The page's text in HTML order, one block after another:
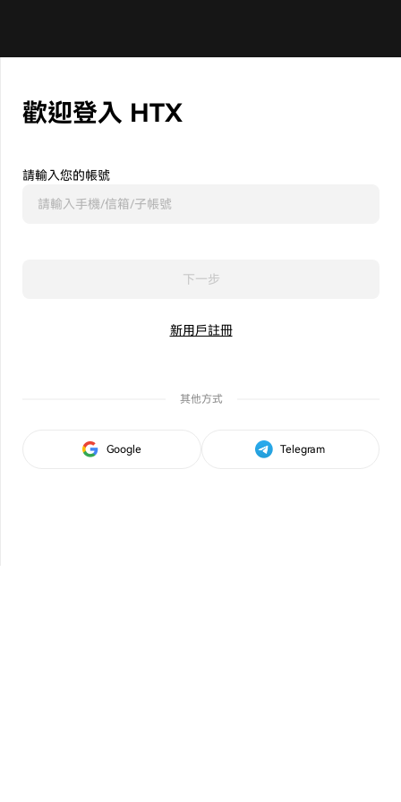
歡迎登入 HTX
請輸入您的帳號
下一步
新用戶註冊
其他方式
Google Telegram